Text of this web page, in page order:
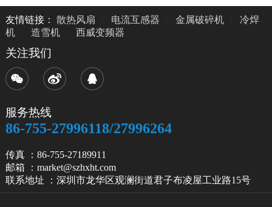
友情链接： 散热风扇 电流互感器 金属破碎机
冷焊
机
造雪机 西威变频器
关注我们
服务热线
86-755-27996118/27996264
传真 ：86-755-27189911
邮箱 ：market@szhxht.com
联系地址 ：深圳市龙华区观澜街道君子布凌屋工业路15号